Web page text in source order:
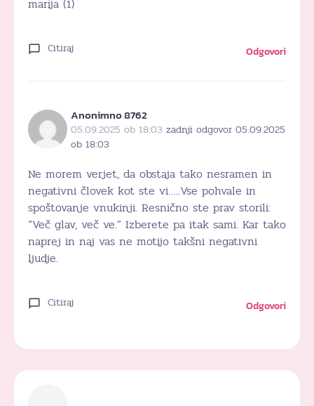
marija (1)
Citiraj Odgovori
Anonimno 8762
05.09.2025 ob 18:03 zadnji odgovor 05.09.2025
ob 18:03
Ne morem verjet, da obstaja tako nesramen in
negativni človek kot ste vi…..Vse pohvale in
spoštovanje vnukinji. Resnično ste prav storili:
“Več glav, več ve.” Izberete pa itak sami. Kar tako
naprej in naj vas ne motijo takšni negativni
ljudje.
Citiraj Odgovori